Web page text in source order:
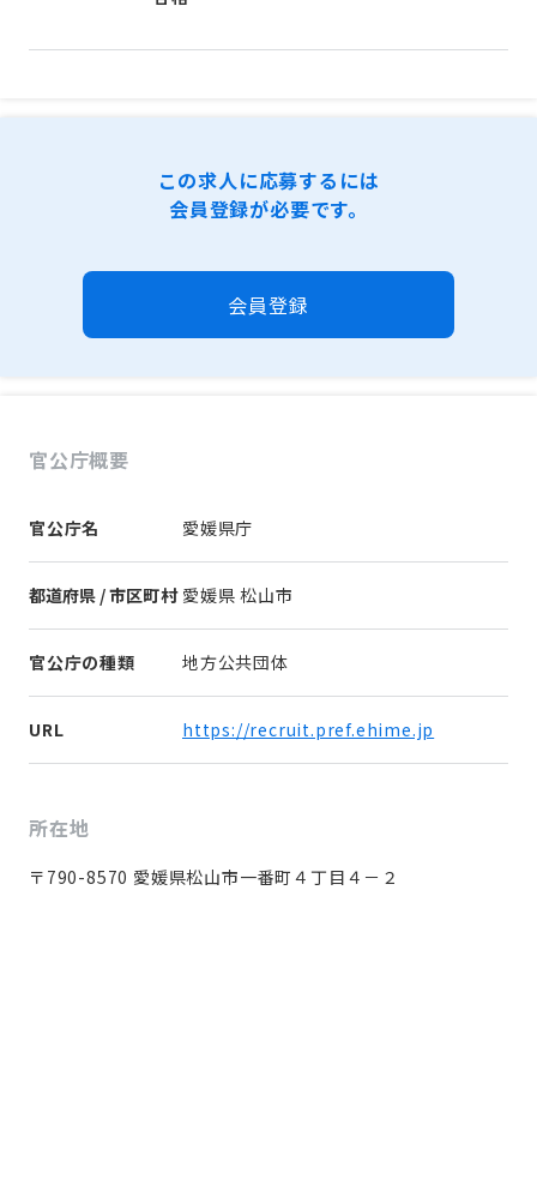
この求人に応募するには
会員登録が必要です。
会員登録
官公庁概要
官公庁名 愛媛県庁
都道府県 / 市区町村 愛媛県 松山市
官公庁の種類 地方公共団体
URL https://recruit.pref.ehime.jp
所在地
〒790-8570 愛媛県松山市一番町４丁目４－２